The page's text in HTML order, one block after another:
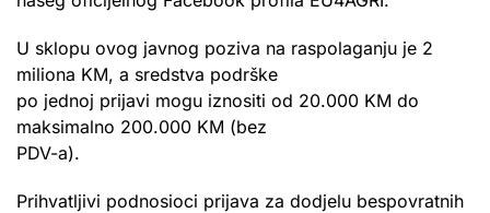
U sklopu ovog javnog poziva na raspolaganju je 2
miliona KM, a sredstva podrške
po jednoj prijavi mogu iznositi od 20.000 KM do
maksimalno 200.000 KM (bez
PDV-a).
Prihvatljivi podnosioci prijava za dodjelu bespovratnih